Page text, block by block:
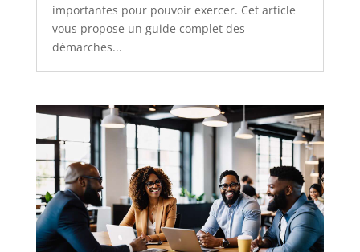
importantes pour pouvoir exercer. Cet article
vous propose un guide complet des
démarches...